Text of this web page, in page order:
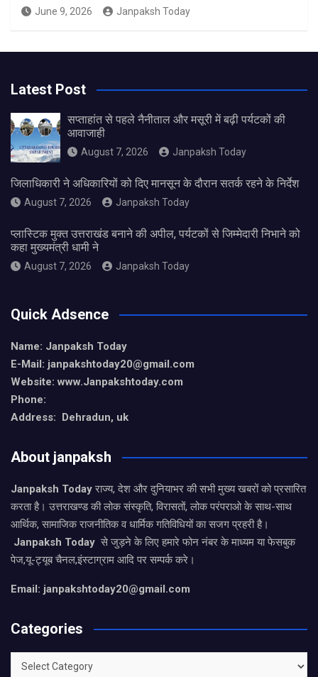
June 9, 2026 Janpaksh Today
Latest Post
सप्ताहांत से पहले नैनीताल और मसूरी में बढ़ी पर्यटकों की
आवाजाही
August 7, 2026 Janpaksh Today
जिलाधिकारी ने अधिकारियों को दिए मानसून के दौरान सतर्क रहने के निर्देश
August 7, 2026 Janpaksh Today
प्लास्टिक मुक्त उत्तराखंड बनाने की अपील, पर्यटकों से जिम्मेदारी निभाने को
कहा मुख्यमंत्री धामी ने
August 7, 2026 Janpaksh Today
Quick Adsence
Name: Janpaksh Today
E-Mail: janpakshtoday20@gmail.com
Website: www.Janpakshtoday.com
Phone:
Address: Dehradun, uk
About janpaksh
Janpaksh Todayराज्य, देश और दुनियाभर की सभी मुख्य खबरों को प्रसारित
करता है। उत्तराखण्ड की लोक संस्कृति, विरासतों, लोक परंपराओ के साथ-साथ
आर्थिक, सामाजिक राजनीतिक व धार्मिक गतिविधियों का सजग प्रहरी है।
Janpaksh Today से जुड़ने के लिए हमारे फोन नंबर के माध्यम या फेसबुक
पेज,यू-ट्यूब चैनल,इंस्टाग्राम आदि पर सम्पर्क करे।
Email: janpakshtoday20@gmail.com
Categories
Categories